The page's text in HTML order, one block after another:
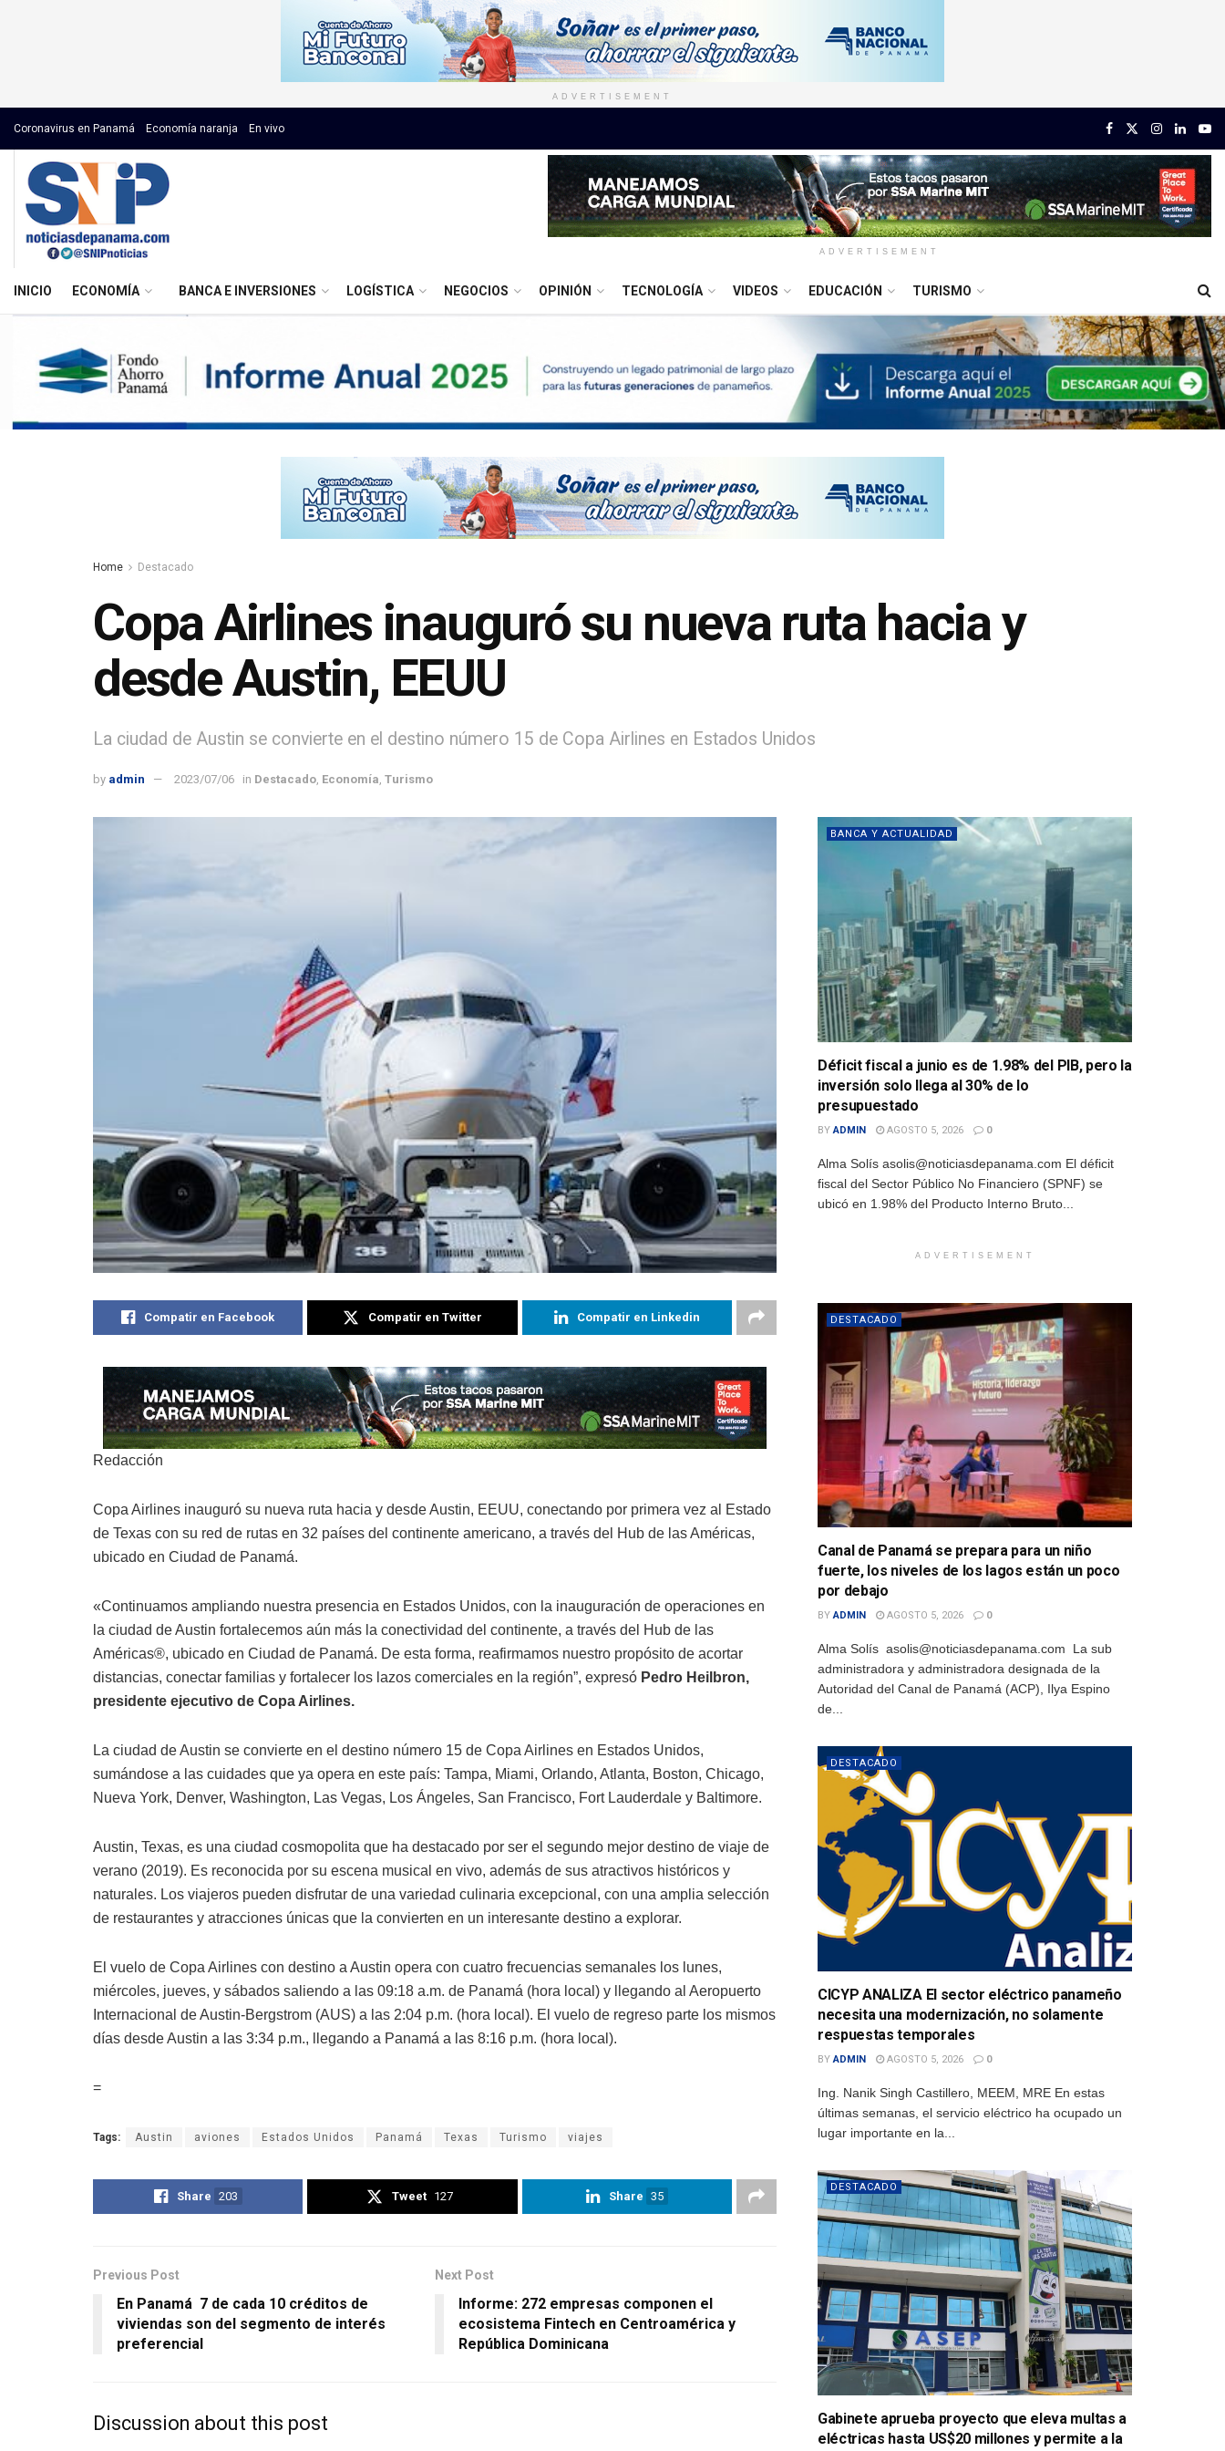
ADVERTISEMENT
Coronavirus en Panamá Economía naranja En vivo
ADVERTISEMENT
INICIO ECONOMÍA BANCA E INVERSIONES LOGÍSTICA NEGOCIOS OPINIÓN TECNOLOGÍA VIDEOS EDUCACIÓN TURISMO
Home Destacado
Copa Airlines inauguró su nueva ruta hacia y
desde Austin, EEUU
La ciudad de Austin se convierte en el destino número 15 de Copa Airlines en Estados Unidos
by admin 2023/07/06 in Destacado Economía Turismo
Compatir en Facebook Compatir en Twitter Compatir en Linkedin
Redacción
Copa Airlines inauguró su nueva ruta hacia y desde Austin, EEUU, conectando por primera vez al Estado
de Texas con su red de rutas en 32 países del continente americano, a través del Hub de las Américas,
ubicado en Ciudad de Panamá.
«Continuamos ampliando nuestra presencia en Estados Unidos, con la inauguración de operaciones en
la ciudad de Austin fortalecemos aún más la conectividad del continente, a través del Hub de las
Américas®, ubicado en Ciudad de Panamá. De esta forma, reafirmamos nuestro propósito de acortar
distancias, conectar familias y fortalecer los lazos comerciales en la región”, expresó Pedro Heilbron,
presidente ejecutivo de Copa Airlines.
La ciudad de Austin se convierte en el destino número 15 de Copa Airlines en Estados Unidos,
sumándose a las cuidades que ya opera en este país: Tampa, Miami, Orlando, Atlanta, Boston, Chicago,
Nueva York, Denver, Washington, Las Vegas, Los Ángeles, San Francisco, Fort Lauderdale y Baltimore.
Austin, Texas, es una ciudad cosmopolita que ha destacado por ser el segundo mejor destino de viaje de
verano (2019). Es reconocida por su escena musical en vivo, además de sus atractivos históricos y
naturales. Los viajeros pueden disfrutar de una variedad culinaria excepcional, con una amplia selección
de restaurantes y atracciones únicas que la convierten en un interesante destino a explorar.
El vuelo de Copa Airlines con destino a Austin opera con cuatro frecuencias semanales los lunes,
miércoles, jueves, y sábados saliendo a las 09:18 a.m. de Panamá (hora local) y llegando al Aeropuerto
Internacional de Austin-Bergstrom (AUS) a las 2:04 p.m. (hora local). El vuelo de regreso parte los mismos
días desde Austin a las 3:34 p.m., llegando a Panamá a las 8:16 p.m. (hora local).
=
Tags: Austin aviones Estados Unidos Panamá Texas Turismo viajes
Share 203 Tweet 127 Share 35
Previous Post
En Panamá 7 de cada 10 créditos de
viviendas son del segmento de interés
preferencial
Next Post
Informe: 272 empresas componen el
ecosistema Fintech en Centroamérica y
República Dominicana
Discussion about this post
BANCA Y ACTUALIDAD
Déficit fiscal a junio es de 1.98% del PIB, pero la
inversión solo llega al 30% de lo
presupuestado
BY ADMIN AGOSTO 5, 2026 0
Alma Solís asolis@noticiasdepanama.com El déficit
fiscal del Sector Público No Financiero (SPNF) se
ubicó en 1.98% del Producto Interno Bruto...
ADVERTISEMENT
DESTACADO
Canal de Panamá se prepara para un niño
fuerte, los niveles de los lagos están un poco
por debajo
BY ADMIN AGOSTO 5, 2026 0
Alma Solís asolis@noticiasdepanama.com La sub
administradora y administradora designada de la
Autoridad del Canal de Panamá (ACP), Ilya Espino
de...
DESTACADO
CICYP ANALIZA El sector eléctrico panameño
necesita una modernización, no solamente
respuestas temporales
BY ADMIN AGOSTO 5, 2026 0
Ing. Nanik Singh Castillero, MEEM, MRE En estas
últimas semanas, el servicio eléctrico ha ocupado un
lugar importante en la...
DESTACADO
Gabinete aprueba proyecto que eleva multas a
eléctricas hasta US$20 millones y permite a la